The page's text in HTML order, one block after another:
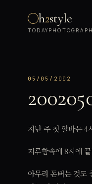
h2style
TODAY PHOTOGRAPH
05/05/2002
지난 주 첫 알바는 4
지루함속에 8시에
아무리 돈버는 것도